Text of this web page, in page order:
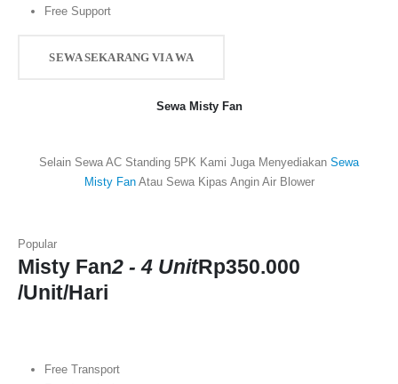
Free Support
SEWA SEKARANG VIA WA
Sewa Misty Fan
Selain Sewa AC Standing 5PK Kami Juga Menyediakan Sewa
Misty FanAtau Sewa Kipas Angin Air Blower
Popular
Misty Fan2 - 4 UnitRp350.000
/Unit/Hari
Free Transport